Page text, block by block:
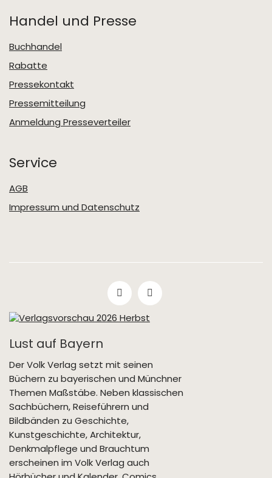
Handel und Presse
Buchhandel
Rabatte
Pressekontakt
Pressemitteilung
Anmeldung Presseverteiler
Service
AGB
Impressum und Datenschutz
Lust auf Bayern
Der Volk Verlag setzt mit seinen
Büchern zu bayerischen und Münchner
Themen Maßstäbe. Neben klassischen
Sachbüchern, Reiseführern und
Bildbänden zu Geschichte,
Kunstgeschichte, Architektur,
Denkmalpflege und Brauchtum
erscheinen im Volk Verlag auch